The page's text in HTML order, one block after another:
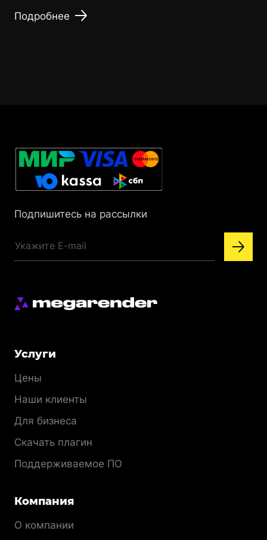
Подробнее
Подпишитесь на рассылки
Меню
Услуги
Цены
Наши клиенты
Для бизнеса
Скачать плагин
Поддерживаемое ПО
Компания
О компании